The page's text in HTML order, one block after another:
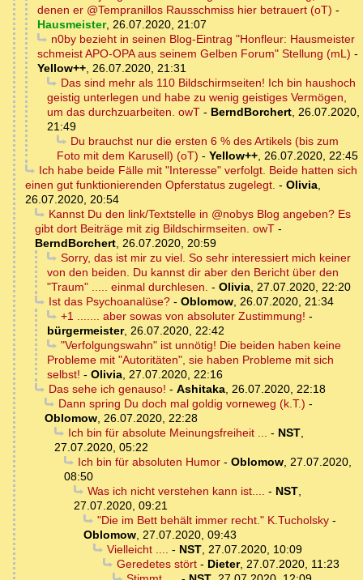
denen er @Tempranillos Rausschmiss hier betrauert (oT) -
Hausmeister, 26.07.2020, 21:07
n0by bezieht in seinen Blog-Eintrag "Honfleur: Hausmeister
schmeist APO-OPA aus seinem Gelben Forum" Stellung (mL) -
Yellow++, 26.07.2020, 21:31
Das sind mehr als 110 Bildschirmseiten! Ich bin haushoch
geistig unterlegen und habe zu wenig geistiges Vermögen,
um das durchzuarbeiten. owT - BerndBorchert, 26.07.2020,
21:49
Du brauchst nur die ersten 6 % des Artikels (bis zum
Foto mit dem Karusell) (oT) - Yellow++, 26.07.2020, 22:45
Ich habe beide Fälle mit "Interesse" verfolgt. Beide hatten sich
einen gut funktionierenden Opferstatus zugelegt. - Olivia,
26.07.2020, 20:54
Kannst Du den link/Textstelle in @nobys Blog angeben? Es
gibt dort Beiträge mit zig Bildschirmseiten. owT -
BerndBorchert, 26.07.2020, 20:59
Sorry, das ist mir zu viel. So sehr interessiert mich keiner
von den beiden. Du kannst dir aber den Bericht über den
"Traum" ..... einmal durchlesen. - Olivia, 27.07.2020, 22:20
Ist das Psychoanalüse?- Oblomow, 26.07.2020, 21:34
+1 ....... aber sowas von absoluter Zustimmung! -
bürgermeister, 26.07.2020, 22:42
"Verfolgungswahn" ist unnötig! Die beiden haben keine
Probleme mit "Autoritäten", sie haben Probleme mit sich
selbst! - Olivia, 27.07.2020, 22:16
Das sehe ich genauso! - Ashitaka, 26.07.2020, 22:18
Dann spring Du doch mal goldig vorneweg (k.T.) -
Oblomow, 26.07.2020, 22:28
Ich bin für absolute Meinungsfreiheit ... - NST,
27.07.2020, 05:22
Ich bin für absoluten Humor- Oblomow, 27.07.2020,
08:50
Was ich nicht verstehen kann ist.... - NST,
27.07.2020, 09:21
"Die im Bett behält immer recht." K.Tucholsky-
Oblomow, 27.07.2020, 09:43
Vielleicht .... - NST, 27.07.2020, 10:09
Geredetes stört- Dieter, 27.07.2020, 11:23